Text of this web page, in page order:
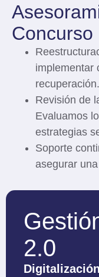
Concurso
implementar
recuperación.
Revisión de
Evaluamos
estrategias
Soporte
asegurar
2.0